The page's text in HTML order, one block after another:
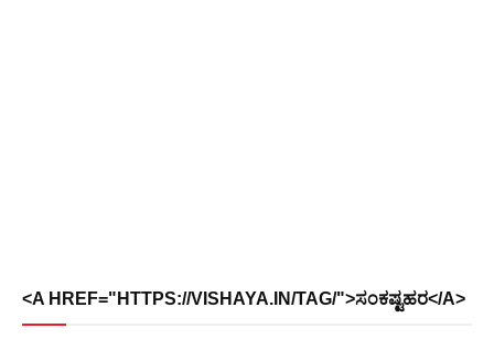
<A HREF="HTTPS://VISHAYA.IN/TAG/">ಸಂಕಷ್ಟಹರ</A>